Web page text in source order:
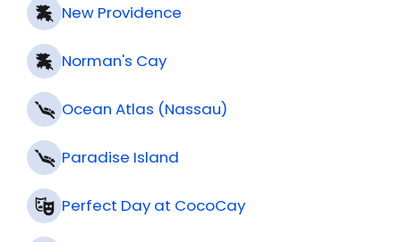
New Providence
Norman's Cay
Ocean Atlas (Nassau)
Paradise Island
Perfect Day at CocoCay